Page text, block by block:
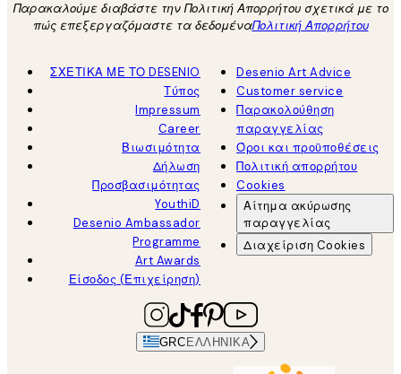
Παρακαλούμε διαβάστε την Πολιτική Απορρήτου σχετικά με το
πώς επεξεργαζόμαστε τα δεδομέναΠολιτική Απορρήτου
ΣΧΕΤΙΚΑ ΜΕ ΤΟ DESENIO
Τύπος
Impressum
Career
Βιωσιμότητα
Δήλωση
Προσβασιμότητας
YouthiD
Desenio Ambassador
Programme
Art Awards
Είσοδος (Επιχείρηση)
Desenio Art Advice
Customer service
Παρακολούθηση
παραγγελίας
Όροι και προϋποθέσεις
Πολιτική απορρήτου
Cookies
Αίτημα ακύρωσης
παραγγελίας
Διαχείριση Cookies
GRCΕΛΛΗΝΙΚΆ